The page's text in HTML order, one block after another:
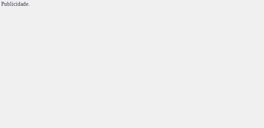
Publicidade.